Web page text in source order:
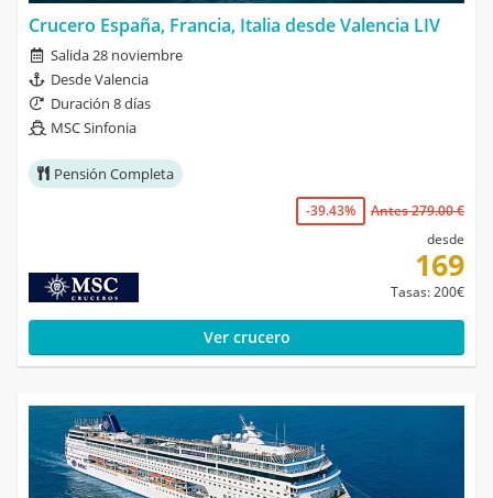
Crucero España, Francia, Italia desde Valencia LIV
Salida 28 noviembre
Desde Valencia
Duración 8 días
MSC Sinfonia
Pensión Completa
-39.43%
Antes 279.00 €
desde
169
Tasas: 200€
Ver crucero